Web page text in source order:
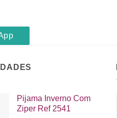
Pijama Inverno Com
Ziper Ref 2541